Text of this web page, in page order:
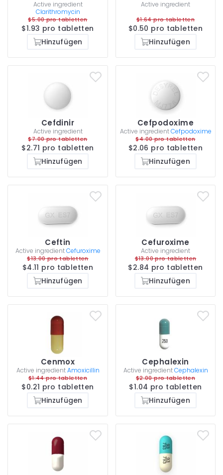
Active ingredient
Clarithromycin
$5.00 pro tabletten
$1.93 pro tabletten
Hinzufügen
Active ingredient
$1.64 pro tabletten
$0.50 pro tabletten
Hinzufügen
Cefdinir
Active ingredient
$7.00 pro tabletten
$2.71 pro tabletten
Hinzufügen
Cefpodoxime
Active ingredient Cefpodoxime
$4.00 pro tabletten
$2.06 pro tabletten
Hinzufügen
Ceftin
Active ingredient Cefuroxime
$13.00 pro tabletten
$4.11 pro tabletten
Hinzufügen
Cefuroxime
Active ingredient
$13.00 pro tabletten
$2.84 pro tabletten
Hinzufügen
Cenmox
Active ingredient Amoxicillin
$1.44 pro tabletten
$0.21 pro tabletten
Hinzufügen
Cephalexin
Active ingredient Cephalexin
$2.00 pro tabletten
$1.04 pro tabletten
Hinzufügen